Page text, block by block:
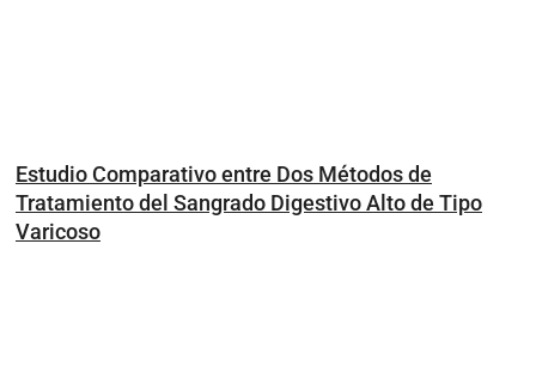
Estudio Comparativo entre Dos Métodos de
Tratamiento del Sangrado Digestivo Alto de Tipo
Varicoso